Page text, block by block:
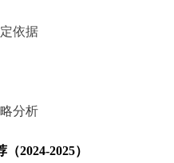
依据
分析
（2024-2025）